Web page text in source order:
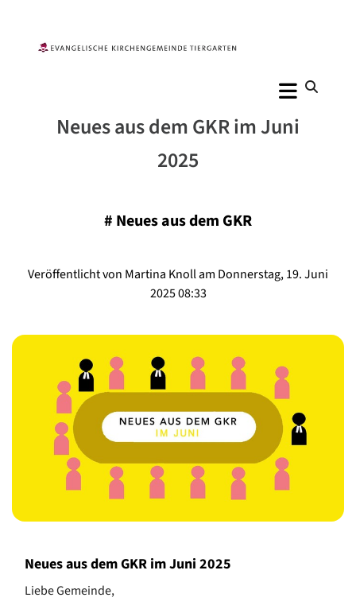
Neues aus dem GKR im Juni
2025
# Neues aus dem GKR
Veröffentlicht von Martina Knoll am Donnerstag, 19. Juni
2025 08:33
Neues aus dem GKR im Juni 2025
Liebe Gemeinde,